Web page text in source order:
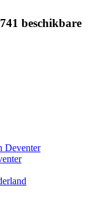
beschikbare
Deventer